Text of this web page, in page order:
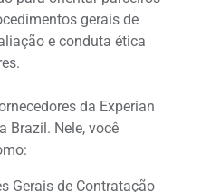
gerais de
e conduta ética
da Experian
Brazil. Nele, você
Gerais de Contratação